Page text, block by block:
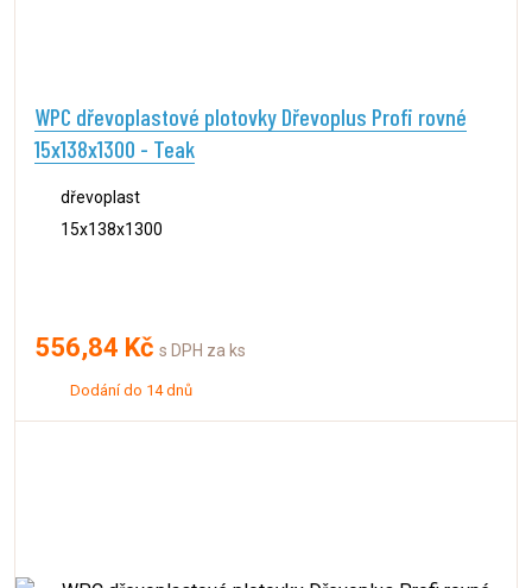
WPC dřevoplastové plotovky Dřevoplus Profi rovné
15x138x1300 - Teak
dřevoplast
15x138x1300
556,84 Kč s DPH za ks
Dodání do 14 dnů